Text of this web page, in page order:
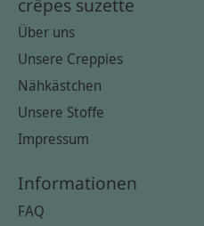
Über uns
Unsere Creppies
Nähkästchen
Unsere Stoffe
Impressum
Informationen
FAQ